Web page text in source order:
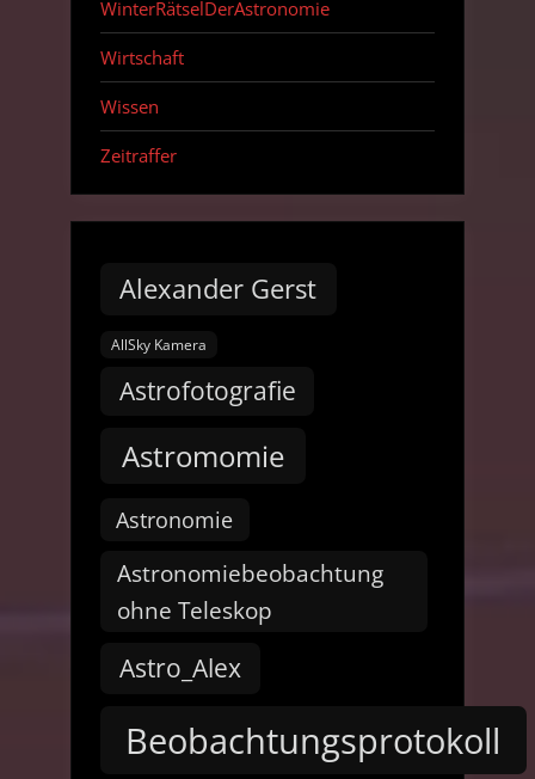
WinterRätselDerAstronomie
Wirtschaft
Wissen
Zeitraffer
Alexander Gerst
AllSky Kamera
Astrofotografie
Astromomie
Astronomie
Astronomiebeobachtung
ohne Teleskop
Astro_Alex
Beobachtungsprotokoll